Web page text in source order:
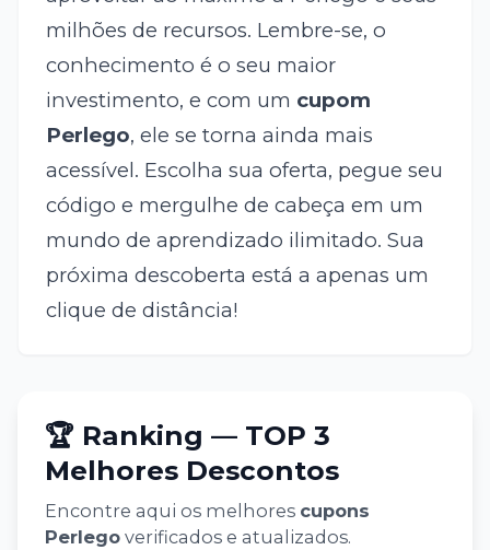
milhões de recursos. Lembre-se, o
conhecimento é o seu maior
investimento, e com um cupom
Perlego, ele se torna ainda mais
acessível. Escolha sua oferta, pegue seu
código e mergulhe de cabeça em um
mundo de aprendizado ilimitado. Sua
próxima descoberta está a apenas um
clique de distância!
🏆 Ranking — TOP 3
Melhores Descontos
Encontre aqui os melhores cupons
Perlegoverificados e atualizados.